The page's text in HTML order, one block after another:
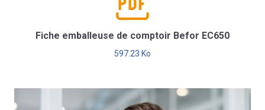
Fiche emballeuse de comptoir Befor EC650
597.23 Ko